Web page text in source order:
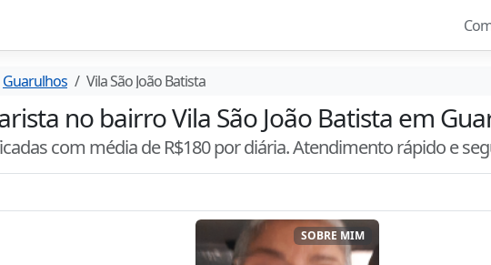
Guarulhos Vila São João Batista
no bairro Vila São João Batista em
com média de R$180por diária. Atendimentorápido e
SOBRE MIM